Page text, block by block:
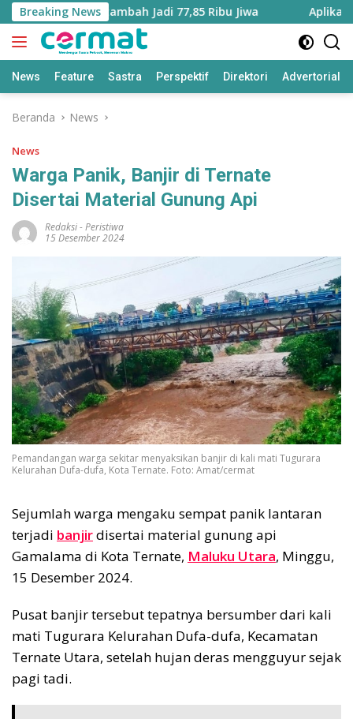
Langsung
ke
konten
Breaking News
Utara Bertambah Jadi 77,85 Ribu Jiwa Aplikasi
News Feature Sastra Perspektif Direktori Advertorial
Beranda News
News
Warga Panik, Banjir di Ternate
Disertai Material Gunung Api
Redaksi-Peristiwa
15 Desember 2024
Pemandangan warga sekitar menyaksikan banjir di kali mati Tugurara
Kelurahan Dufa-dufa, Kota Ternate. Foto: Amat/cermat
Sejumlah warga mengaku sempat panik lantaran
terjadi banjirdisertai material gunung api
Gamalama di Kota Ternate, Maluku Utara, Minggu,
15 Desember 2024.
Pusat banjir tersebut tepatnya bersumber dari kali
mati Tugurara Kelurahan Dufa-dufa, Kecamatan
Ternate Utara, setelah hujan deras mengguyur sejak
pagi tadi.